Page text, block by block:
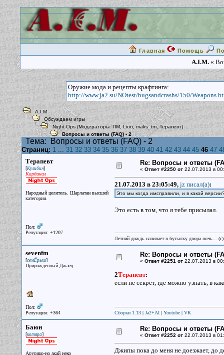
Главная Помощь
A.I.M.«
Оружие мода и рецепты крафтинга:
http://www.ja2.su/NOtest/bugsandcrashs/150/
A.I.M.
Обсуждаем игры
Night Ops (Модераторы: ПМ,Lion, maks_tm,Терапевт)
Вопросы и ответы (FAQ) - 2
Тема: Вопросы и ответы (FAQ) - 2
Страниц: 1... 31 32 33 34 35 36 37 38 39 40 41 42 43 44 45 46 47
Терапевт
[Кулибин]
Кардинал
Народный целитель. Шарлатан высшей
категории.
Пол:
Репутация: +1207
Re: Вопросы и ответы
« Ответ #2250 от22.07.2013 в
21.07.2013 в 23:05:49, jz писал(a):
Это мы когда имсправили, и в какой
Это есть в том, что я тебе присылал.
Летний дождь наливает в бутылку двора ночь...
sevenfm
[семЁрыш]
Прирожденный Джаец
Пол:
Репутация: +364
Re: Вопросы и ответы
« Ответ #2251 от22.07.2013 в
2Терапевт:
если не секрет, где можно узнать, в
Сборки 1.13| Ja2+AI| Youtube| VK
Баюн
[котяра]
Арурико-но акай неко
Re: Вопросы и ответы
« Ответ #2252 от22.07.2013 в
Джипы пока до меня не доезжает, до